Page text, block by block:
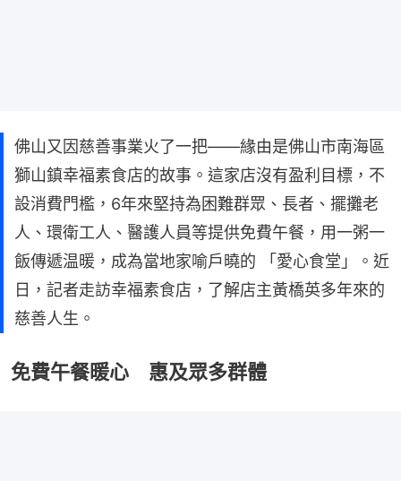
佛山又因慈善事業火了一把——緣由是佛山市南海區
獅山鎮幸福素食店的故事。這家店沒有盈利目標，不
設消費門檻，6年來堅持為困難群眾、長者、擺攤老
人、環衛工人、醫護人員等提供免費午餐，用一粥一
飯傳遞温暖，成為當地家喻戶曉的 「愛心食堂」。近
日，記者走訪幸福素食店，了解店主黃橋英多年來的
慈善人生。
免費午餐暖心 惠及眾多群體